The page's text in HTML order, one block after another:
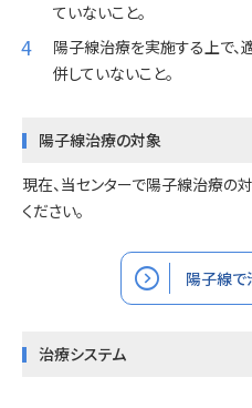
ていないこと。
陽子線治療を実施する上で
併していないこと。
陽子線治療の対象
現在、当センターで陽子線治療の
ください。
expand_circle_right 陽子線で
治療システム